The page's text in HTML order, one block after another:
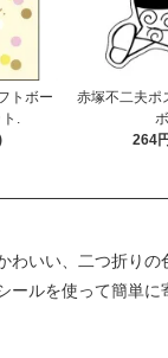
トボー
.
赤塚不二夫ポ
264
わいい、二つ折りの
ールを使って簡単に